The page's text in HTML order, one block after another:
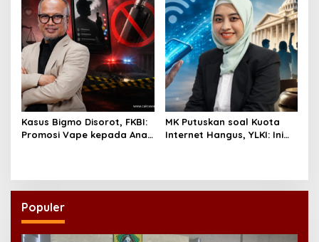
Kasus Bigmo Disorot, FKBI:
Promosi Vape kepada Anak
MK Putuskan soal Kuota
Internet Hangus, YLKI: Ini
Populer